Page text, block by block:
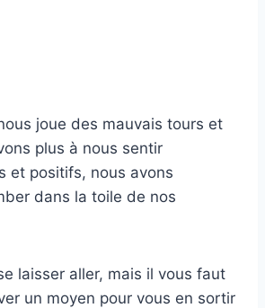
joue des mauvais tours et
plus à nous sentir
et positifs, nous avons
dans la toile de nos
laisser aller, mais il vous faut
un moyen pour vous en sortir